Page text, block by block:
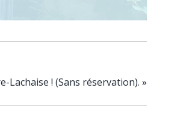
Lachaise ! (Sans réservation). »